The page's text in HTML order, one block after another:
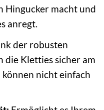
Hingucker macht und
anregt.
der robusten
Kletties sicher am
nicht einfach